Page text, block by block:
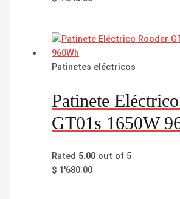
Patinetes eléctricos
Patinete
GT01s 1650W
Rated 5.00 out of 5
$ 1'680.00